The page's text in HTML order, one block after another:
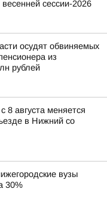
сессии-2026
осудят обвиняемых
из
рублей
8 августа меняется
в Нижний со
вузы
30%